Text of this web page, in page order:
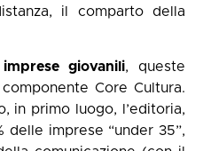
il comparto della
imprese giovanili, queste
Core Cultura.
in primo luogo, l’editoria,
imprese “under 35”,